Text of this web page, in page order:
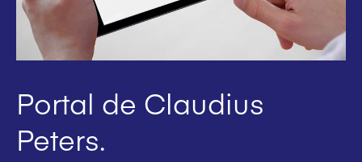
Portal de Claudius
Peters.